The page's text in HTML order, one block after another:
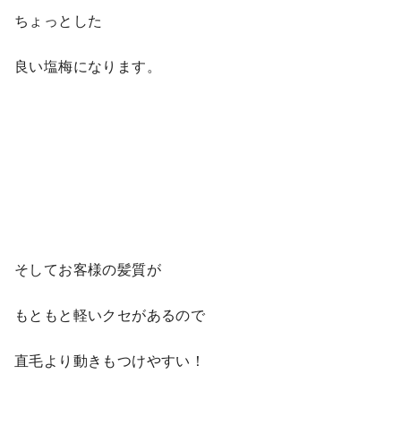
ちょっとした
良い塩梅になります。
そしてお客様の髪質が
もともと軽いクセがあるので
直毛より動きもつけやすい！